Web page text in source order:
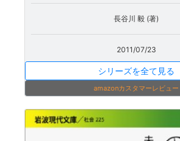
長谷川 毅 (著)
2011/07/23
シリーズを全て見る
amazonカスタマーレビュー